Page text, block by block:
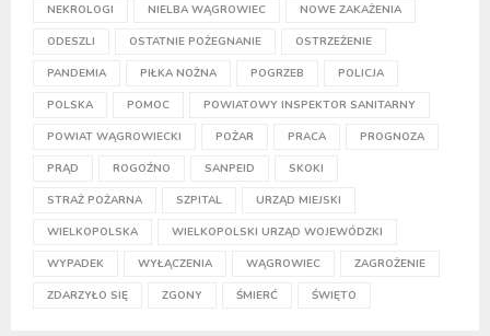
NEKROLOGI NIELBA WĄGROWIEC NOWE ZAKAŻENIA
ODESZLI OSTATNIE POŻEGNANIE OSTRZEŻENIE
PANDEMIA PIŁKA NOŻNA POGRZEB POLICJA
POLSKA POMOC POWIATOWY INSPEKTOR SANITARNY
POWIAT WĄGROWIECKI POŻAR PRACA PROGNOZA
PRĄD ROGOŹNO SANPEID SKOKI
STRAŻ POŻARNA SZPITAL URZĄD MIEJSKI
WIELKOPOLSKA WIELKOPOLSKI URZĄD WOJEWÓDZKI
WYPADEK WYŁĄCZENIA WĄGROWIEC ZAGROŻENIE
ZDARZYŁO SIĘ ZGONY ŚMIERĆ ŚWIĘTO